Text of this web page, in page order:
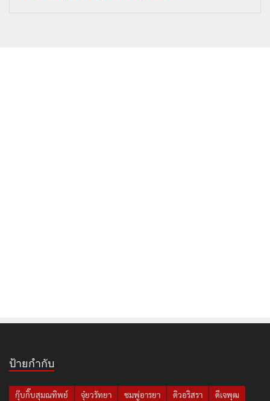
ป้ายกำกับ
กุ๊บกิ๊บสุมณทิพย์ จุ๋ยวรัทยา ชมพู่อารยา ดิวอริสรา
ดีเจพุฒ